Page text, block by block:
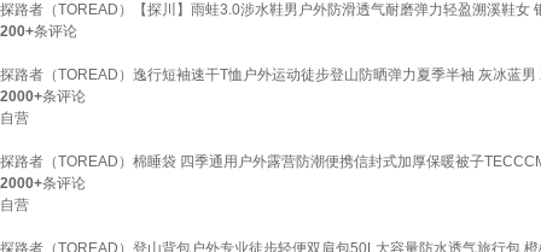
探路者（TOREAD）【探川】雨蛙3.0涉水鞋男户外防滑透气耐磨弹力轻盈溯溪鞋女
200+条评论
探路者（TOREAD）逸行短袖速干T恤户外运动徒步登山防晒弹力夏季半袖 灰冰蓝男
2000+条评论
自营
探路者（TOREAD）棉睡袋 四季通用户外露营防潮便携信封式加厚保暖被子
2000+条评论
自营
探路者（TOREAD）登山背包户外专业徒步轻便双肩包50L大容量防水透气旅行包